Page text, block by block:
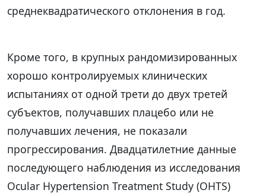
среднеквадратического отклонения в год.
Кроме того, в крупных рандомизированных
хорошо контролируемых клинических
испытаниях от одной трети до двух третей
субъектов, получавших плацебо или не
получавших лечения, не показали
прогрессирования. Двадцатилетние данные
последующего наблюдения из исследования
Ocular Hypertension Treatment Study (OHTS)